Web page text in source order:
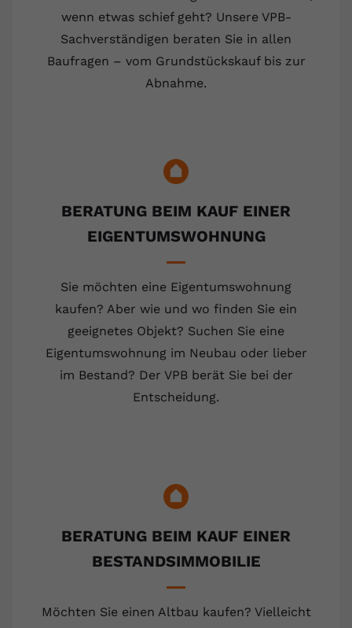
wenn etwas schief geht? Unsere VPB-
Sachverständigen beraten Sie in allen
Baufragen – vom Grundstückskauf bis zur
Abnahme.
BERATUNG BEIM KAUF EINER
EIGENTUMSWOHNUNG
Sie möchten eine Eigentumswohnung
kaufen? Aber wie und wo finden Sie ein
geeignetes Objekt? Suchen Sie eine
Eigentumswohnung im Neubau oder lieber
im Bestand? Der VPB berät Sie bei der
Entscheidung.
BERATUNG BEIM KAUF EINER
BESTANDSIMMOBILIE
Möchten Sie einen Altbau kaufen? Vielleicht